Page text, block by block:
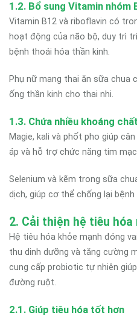
1.2. Bổ sung Vitamin nhóm
Vitamin B12 và riboflavin có
hoạt động của não bộ, duy trì
bệnh thoái hóa thần kinh.
Phụ nữ mang thai ăn sữa chua
ống thần kinh cho thai nhi.
1.3. Chứa nhiều khoáng
Magie, kali và phốt pho giúp
áp và hỗ trợ chức năng tim
Selenium và kẽm trong sữa
dịch, giúp cơ thể chống lại
2. Cải thiện hệ tiêu
Hệ tiêu hóa khỏe mạnh đóng
thu dinh dưỡng và tăng cường
cung cấp probiotic tự nhiên
đường ruột.
2.1. Giúp tiêu hóa tốt hơn